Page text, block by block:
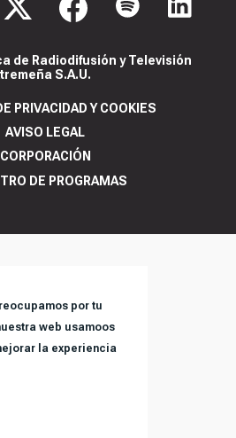
por tu
web usamoos
la experiencia
de Radiodifusión y Televisión
S.A.U.
PRIVACIDAD Y COOKIES
AVISO LEGAL
CORPORACIÓN
DE PROGRAMAS